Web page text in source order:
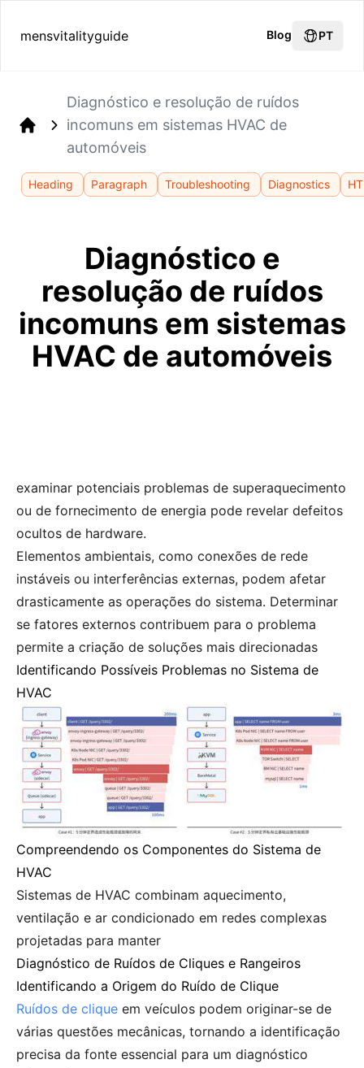
mensvitalityguide Blog PT
Diagnóstico e resolução de ruídos
incomuns em sistemas HVAC de
automóveis
Heading Paragraph Troubleshooting Diagnostics
Diagnóstico e
resolução de ruídos
incomuns em sistemas
HVAC de automóveis
examinar potenciais problemas de superaquecimento
ou de fornecimento de energia pode revelar defeitos
ocultos de hardware.
Elementos ambientais, como conexões de rede
instáveis ou interferências externas, podem afetar
drasticamente as operações do sistema. Determinar
se fatores externos contribuem para o problema
permite a criação de soluções mais direcionadas
Identificando Possíveis Problemas no Sistema de
HVAC
Compreendendo os Componentes do Sistema de
HVAC
Sistemas de HVAC combinam aquecimento,
ventilação e ar condicionado em redes complexas
projetadas para manter
Diagnóstico de Ruídos de Cliques e Rangeiros
Identificando a Origem do Ruído de Clique
Ruídos de clique em veículos podem originar-se de
várias questões mecânicas, tornando a identificação
precisa da fonte essencial para um diagnóstico